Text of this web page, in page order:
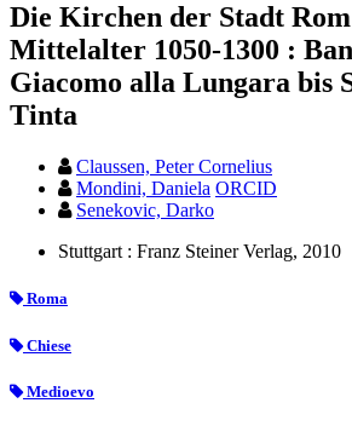
Die Kirchen der Stadt
Mittelalter 1050-1300 :
Giacomo alla Lungara bis
Tinta
Claussen, Peter Cornelius
Mondini, Daniela ORCID
Senekovic, Darko
Stuttgart : Franz Steiner Verlag, 2010
Roma
Chiese
Medioevo